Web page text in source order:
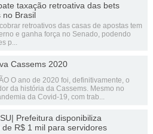
taxação retroativa das bets
no Brasil
retroativos das casas de apostas tem
e ganha força no Senado, podendo
p...
Cassems 2020
O ano de 2020 foi, definitivamente, o
da história da Cassems. Mesmo no
da Covid-19, com trab...
Prefeitura disponibiliza
R$ 1 mil para servidores